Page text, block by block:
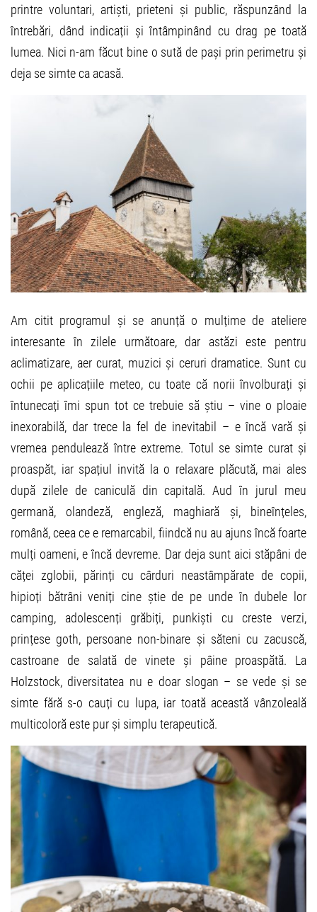
printre voluntari, artiști, prieteni și public, răspunzând la
întrebări, dând indicații și întâmpinând cu drag pe toată
lumea. Nici n-am făcut bine o sută de pași prin perimetru și
deja se simte ca acasă.
Am citit programul și se anunță o mulțime de ateliere
interesante în zilele următoare, dar astăzi este pentru
aclimatizare, aer curat, muzici și ceruri dramatice. Sunt cu
ochii pe aplicațiile meteo, cu toate că norii învolburați și
întunecați îmi spun tot ce trebuie să știu – vine o ploaie
inexorabilă, dar trece la fel de inevitabil – e încă vară și
vremea pendulează între extreme. Totul se simte curat și
proaspăt, iar spațiul invită la o relaxare plăcută, mai ales
după zilele de caniculă din capitală. Aud în jurul meu
germană, olandeză, engleză, maghiară și, bineînțeles,
română, ceea ce e remarcabil, fiindcă nu au ajuns încă foarte
mulți oameni, e încă devreme. Dar deja sunt aici stăpâni de
căței zglobii, părinți cu cârduri neastâmpărate de copii,
hipioți bătrâni veniți cine știe de pe unde în dubele lor
camping, adolescenți grăbiți, punkiști cu creste verzi,
prințese goth, persoane non-binare și săteni cu zacuscă,
castroane de salată de vinete și pâine proaspătă. La
Holzstock, diversitatea nu e doar slogan – se vede și se
simte fără s-o cauți cu lupa, iar toată această vânzoleală
multicoloră este pur și simplu terapeutică.